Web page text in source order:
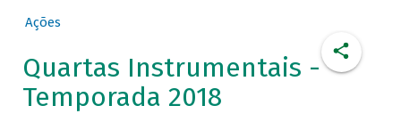
Ações
Quartas Instrumentais -
Temporada 2018